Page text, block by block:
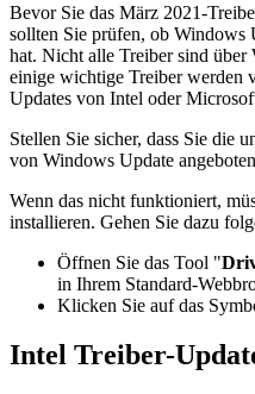
Bevor Sie das März 2021-
sollten Sie prüfen, ob Windows
hat. Nicht alle Treiber sind
einige wichtige Treiber werden
Updates von Intel oder
Stellen Sie sicher, dass Sie die
von Windows Update
Wenn das nicht funktioniert,
installieren. Gehen Sie dazu
Öffnen Sie das Tool "
in Ihrem Standard-
Klicken Sie auf das
Intel Treiber-